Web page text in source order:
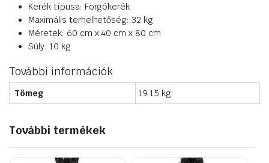
Kerék típusa: Forgókerék
Maximális terhelhetőség: 32 kg
Méretek: 60 cm x 40 cm x 80 cm
Súly: 10 kg
További információk
Tömeg 19.15 kg
További termékek